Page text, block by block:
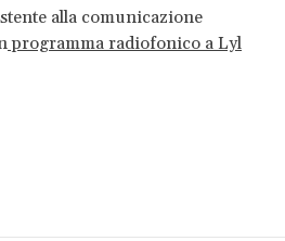
alla comunicazione
programma radiofonico a Lyl